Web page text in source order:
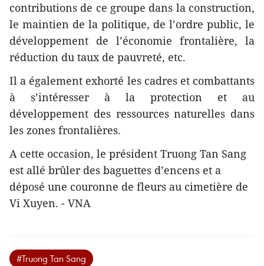
contributions de ce groupe dans la construction,
le maintien de la politique, de l’ordre public, le
développement de l’économie frontalière, la
réduction du taux de pauvreté, etc.
Il a également exhorté les cadres et combattants
à s’intéresser à la protection et au
développement des ressources naturelles dans
les zones frontalières.
A cette occasion, le président Truong Tan Sang
est allé brûler des baguettes d’encens et a
déposé une ​couronne de fleurs au cimetière de
Vi Xuyen. - VNA
#Truong Tan Sang